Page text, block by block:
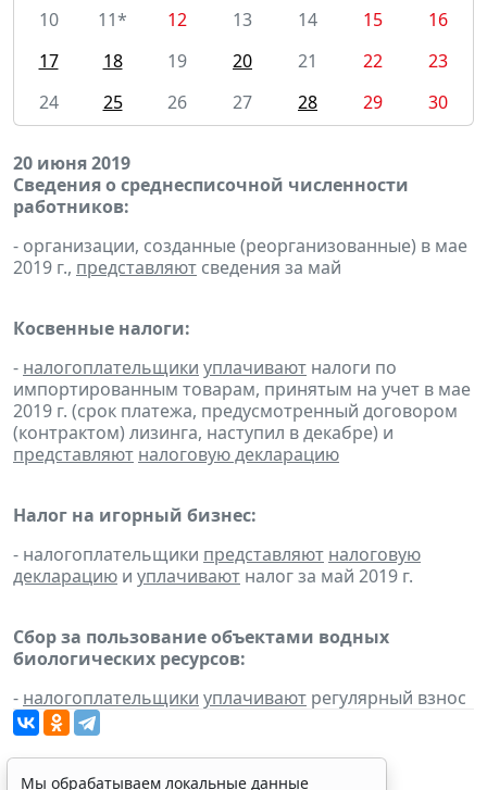
10
11* 12 13 14 15
16
17
18 19 20 21 22
23
24
25 26 27 28 29 30
20 июня 2019
Сведения о среднесписочной численности
работников:
- организации, созданные (реорганизованные) в мае
2019 г., представляют сведения за май
Косвенные налоги:
- налогоплательщики уплачивают налоги по
импортированным товарам, принятым на учет в мае
2019 г. (срок платежа, предусмотренный договором
(контрактом) лизинга, наступил в декабре) и
представляют налоговую декларацию
Налог на игорный бизнес:
- налогоплательщики представляют налоговую
декларацию и уплачивают налог за май 2019 г.
Сбор за пользование объектами водных
биологических ресурсов:
- налогоплательщики уплачивают регулярный взнос
Мы обрабатываем локальные данные